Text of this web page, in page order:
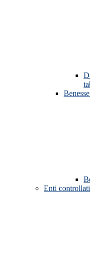
Enti controllati